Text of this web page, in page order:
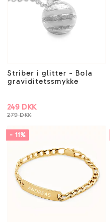
Striber i glitter - Bola
graviditetssmykke
279 DKK
249 DKK
- 11%